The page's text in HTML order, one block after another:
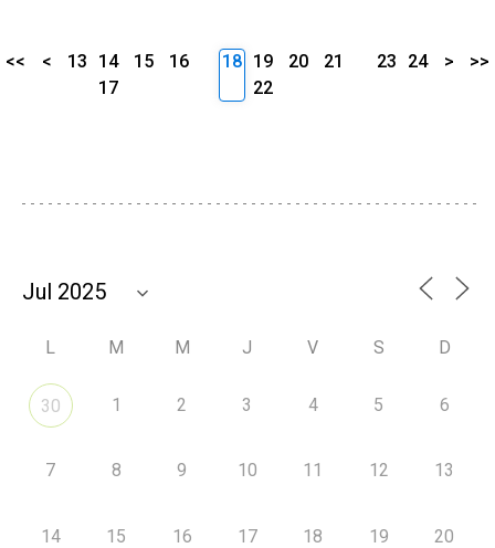
<< < 13 14 15
16
17
18 19 20
21
22
23 24 > >>
L M M J V S D
30 1 2 3 4 5 6
7 8 9 10 11 12 13
14 15 16 17 18 19 20